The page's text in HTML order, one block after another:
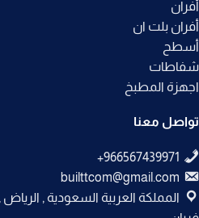
أفران
أفران بلت ان
أسطح
شفاطات
اجهزة المطبخ
تواصل معنا
builttcom@gmail.com
المملكة العربية السعودية ,